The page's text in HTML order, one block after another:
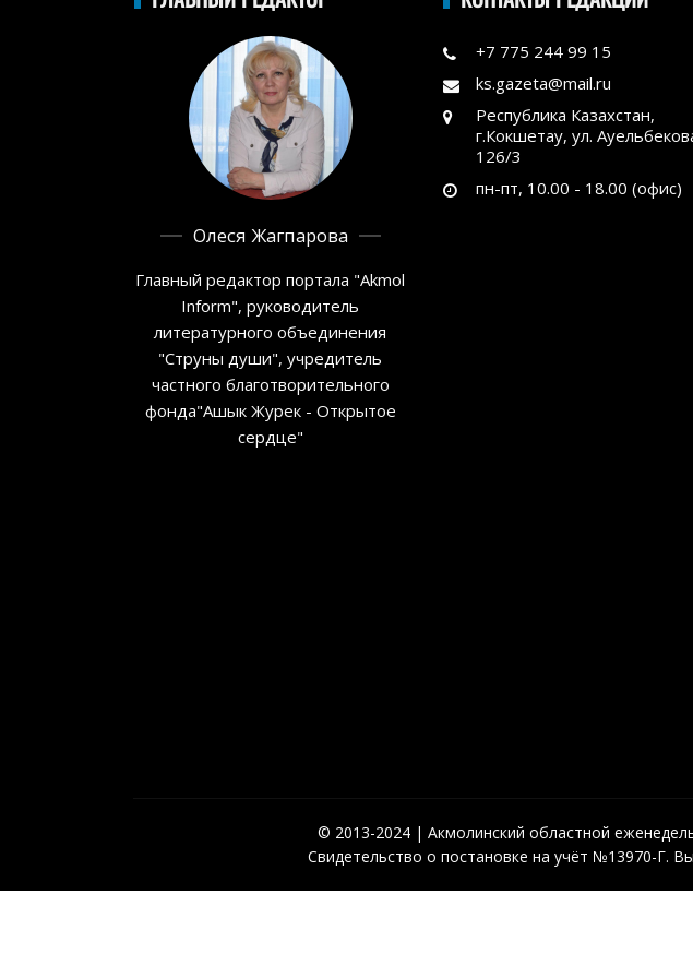
Олеся Жагпарова
Главный редактор портала "Akmol
Inform", руководитель
литературного объединения
"Струны души", учредитель
частного благотворительного
фонда"Ашык Журек - Открытое
сердце"
+7 775 244 99 15
ks.gazeta@mail.ru
Республика Казахстан,
г.Кокшетау, ул.
126/3
пн-пт, 10.00 - 18.00 (офис)
© 2013-2024 | Акмолинский областной
Свидетельство о постановке на учёт №13970-Г.